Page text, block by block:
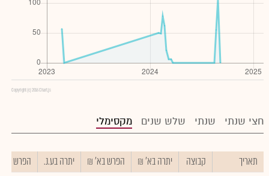
Copyright (c) 2016 Chart.js
חצי שנתי שנתי שלש שנים מקסימלי
תאריך קבוצה יתרה בא' ₪ הפרש בא' ₪ יתרה בע.נ. הפרש